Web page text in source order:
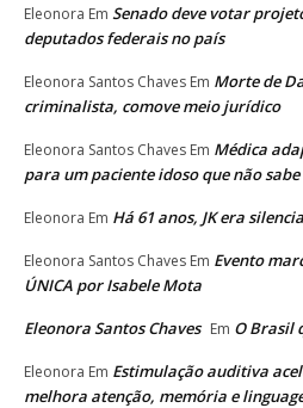
Eleonora Em Senado deve votar
deputados federais no país
Eleonora Santos Chaves Em Morte de
criminalista, comove meio jurídico
Eleonora Santos Chaves Em Médica
para um paciente idoso que não
Eleonora Em Há 61 anos, JK era
Eleonora Santos Chaves Em Evento
ÚNICA por Isabele Mota
Eleonora Santos Chaves Em O Brasil
Eleonora Em Estimulação auditiva
melhora atenção, memória e